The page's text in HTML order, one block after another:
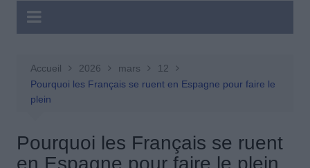
Accueil 2026 mars
12
Pourquoi les Français se ruent en Espagne pour faire le
plein
Pourquoi les Français se ruent